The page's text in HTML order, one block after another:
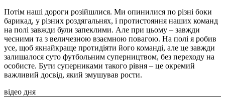
Потім наші дороги розійшлися. Ми опинилися по різні боки
барикад, у різних роздягальнях, і протистояння наших команд
на полі завжди були запеклими. Але при цьому – завжди
чесними та з величезною взаємною повагою. На полі я робив
усе, щоб якнайкраще протидіяти його команді, але це завжди
залишалося суто футбольним суперництвом, без переходу на
особисте. Бути суперниками такого рівня – це окремий
важливий досвід, який змушував рости.
відео дня